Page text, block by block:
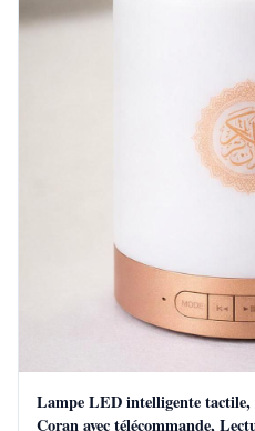
Lampe LED intelligente
Coran avec télécommande,